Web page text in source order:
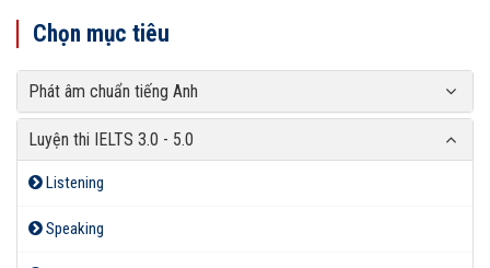
Chọn mục tiêu
Phát âm chuẩn tiếng Anh
Luyện thi IELTS 3.0 - 5.0
Listening
Speaking